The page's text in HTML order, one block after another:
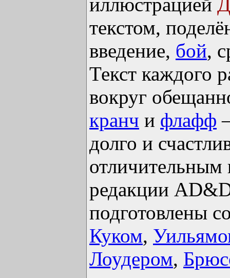
текстом,
введение, бой,
Текст каждого
вокруг
кранч и флафф
долго и
отличительным
редакции
подготовлены
Куком,
Лоудером,